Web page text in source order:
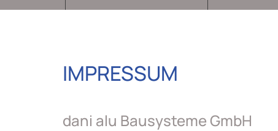
IMPRESSUM
dani alu Bausysteme GmbH